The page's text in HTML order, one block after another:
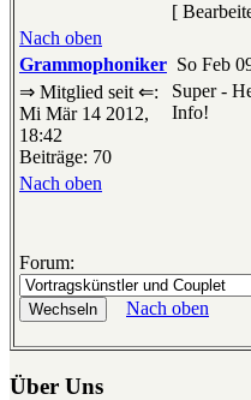
[
Nach oben
Grammophoniker So Feb
⇒ Mitglied seit ⇐:
Mi Mär 14 2012,
18:42
Beiträge: 70
Super -
Info!
Nach oben
Forum:
Nach oben
Über Uns